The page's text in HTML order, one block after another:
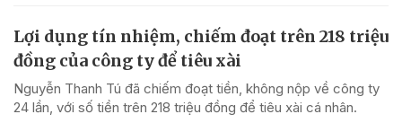
Lợi dụng tín nhiệm, chiếm đoạt trên 218 triệu
đồng của công ty để tiêu xài
Nguyễn Thanh Tú đã chiếm đoạt tiền, không nộp về công ty
24 lần, với số tiền trên 218 triệu đồng để tiêu xài cá nhân.